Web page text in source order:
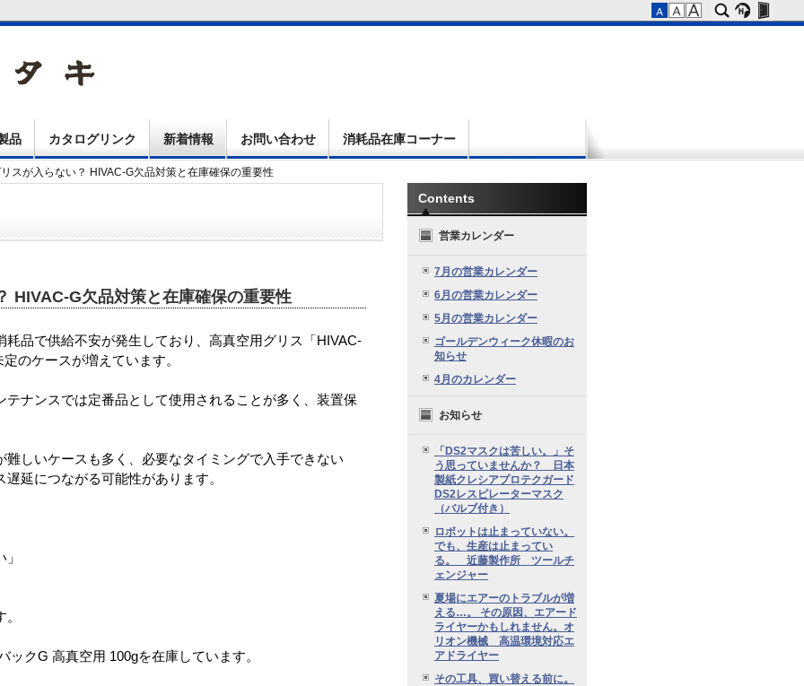
品 カタログリンク 新着情報 お問い合わせ 消耗品在庫コーナー
スが入らない？ HIVAC-G欠品対策と在庫確保の重要性
HIVAC-G欠品対策と在庫確保の重要性
耗品で供給不安が発生しており、高真空用グリス「HIVAC-
のケースが増えています。
テナンスでは定番品として使用されることが多く、装置保
難しいケースも多く、必要なタイミングで入手できない
延につながる可能性があります。
ックG 高真空用 100gを在庫しています。
Contents
営業カレンダー
7月の営業カレンダー
6月の営業カレンダー
5月の営業カレンダー
ゴールデンウィーク休暇のお
知らせ
4月のカレンダー
お知らせ
「DS2マスクは苦しい。」そ
う思っていませんか？ 日本
製紙クレシアプロテクガード
DS2レスピレーターマスク
（バルブ付き）
ロボットは止まっていない。
でも、生産は止まってい
る。 近藤製作所 ツールチ
ェンジャー
夏場にエアーのトラブルが増
える…。 その原因、エアード
ライヤーかもしれません。オ
リオン機械 高温環境対応エ
アドライヤー
その工具、買い替える前に。